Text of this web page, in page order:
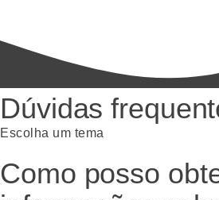
Dúvidas
Escolha um tema
Como posso